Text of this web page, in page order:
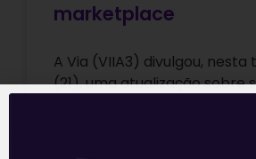
marketplace
A Via (VIIA3) divulgou,
(21), uma atualização sobre